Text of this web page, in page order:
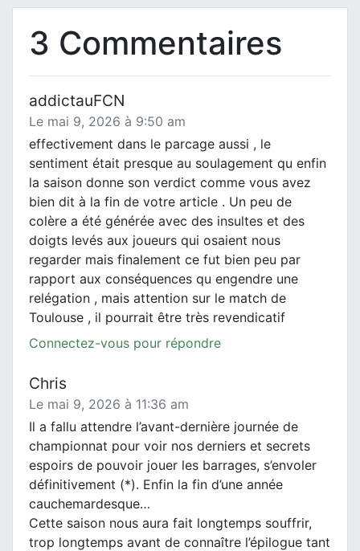
3 Commentaires
addictauFCN
Le mai 9, 2026 à 9:50 am
effectivement dans le parcage aussi , le
sentiment était presque au soulagement qu enfin
la saison donne son verdict comme vous avez
bien dit à la fin de votre article . Un peu de
colère a été générée avec des insultes et des
doigts levés aux joueurs qui osaient nous
regarder mais finalement ce fut bien peu par
rapport aux conséquences qu engendre une
relégation , mais attention sur le match de
Toulouse , il pourrait être très revendicatif
Connectez-vous pour répondre
Chris
Le mai 9, 2026 à 11:36 am
Il a fallu attendre l’avant-dernière journée de
championnat pour voir nos derniers et secrets
espoirs de pouvoir jouer les barrages, s’envoler
définitivement (*). Enfin la fin d’une année
cauchemardesque…
Cette saison nous aura fait longtemps souffrir,
trop longtemps avant de connaître l’épilogue tant